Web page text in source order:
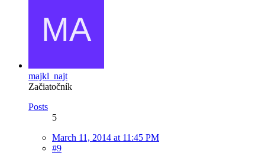
majkl_najt
Začiatočník
Posts
5
March 11, 2014 at 11:45 PM
#9